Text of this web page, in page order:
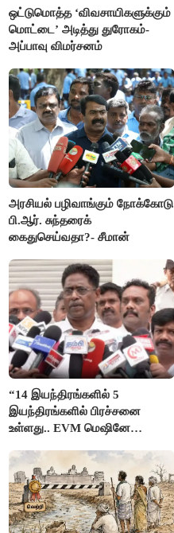
ஒட்டுமொத்த ‘விவசாயிகளுக்கும்
மொட்டை’ அடித்து துரோகம்-
அப்பாவு விமர்சனம்
அரசியல் பழிவாங்கும் நோக்கோடு
பி.ஆர். சுந்தரைக்
கைதுசெய்வதா?- சீமான்
“14 இயந்திரங்களில் 5
இயந்திரங்களில் பிரச்சனை
உள்ளது.. EVM மெஷினே
இளங்கோ